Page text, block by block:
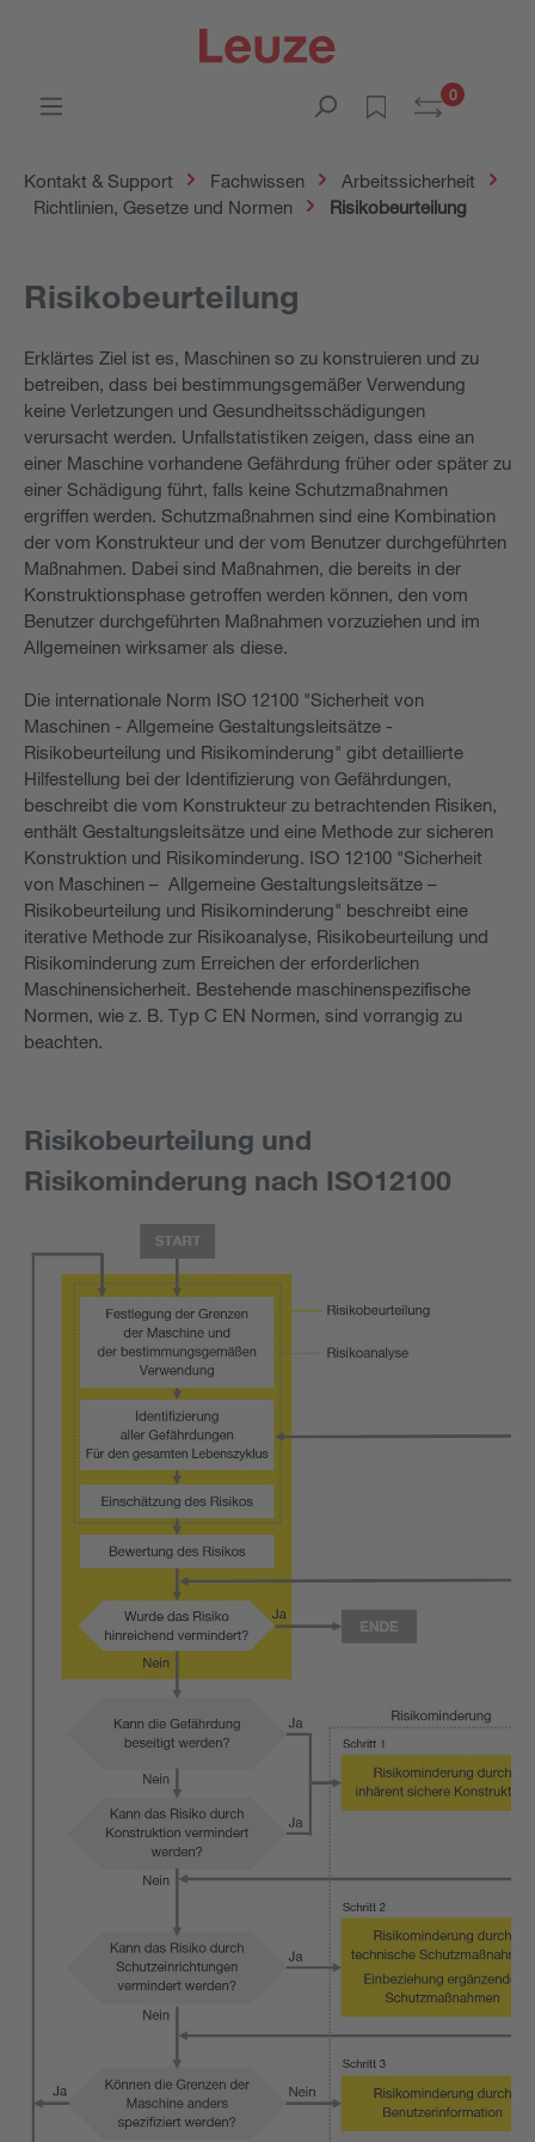
0
Kontakt & Support Fachwissen
Arbeitssicherheit
Richtlinien, Gesetze und Normen
Risikobeurteilung
Risikobeurteilung
Erklärtes Ziel ist es, Maschinen so zu konstruieren und zu
betreiben, dass bei bestimmungsgemäßer Verwendung
keine Verletzungen und Gesundheitsschädigungen
verursacht werden. Unfallstatistiken zeigen, dass eine an
einer Maschine vorhandene Gefährdung früher oder später zu
einer Schädigung führt, falls keine Schutzmaßnahmen
ergriffen werden. Schutzmaßnahmen sind eine Kombination
der vom Konstrukteur und der vom Benutzer durchgeführten
Maßnahmen. Dabei sind Maßnahmen, die bereits in der
Konstruktionsphase getroffen werden können, den vom
Benutzer durchgeführten Maßnahmen vorzuziehen und im
Allgemeinen wirksamer als diese.
Die internationale Norm ISO 12100 "Sicherheit von
Maschinen - Allgemeine Gestaltungsleitsätze -
Risikobeurteilung und Risikominderung" gibt detaillierte
Hilfestellung bei der Identifizierung von Gefährdungen,
beschreibt die vom Konstrukteur zu betrachtenden Risiken,
enthält Gestaltungsleitsätze und eine Methode zur sicheren
Konstruktion und Risikominderung. ISO 12100 "Sicherheit
von Maschinen – Allgemeine Gestaltungsleitsätze –
Risikobeurteilung und Risikominderung" beschreibt eine
iterative Methode zur Risikoanalyse, Risikobeurteilung und
Risikominderung zum Erreichen der erforderlichen
Maschinensicherheit. Bestehende maschinenspezifische
Normen, wie z. B. Typ C EN Normen, sind vorrangig zu
beachten.
Risikobeurteilung und
Risikominderung nach ISO12100